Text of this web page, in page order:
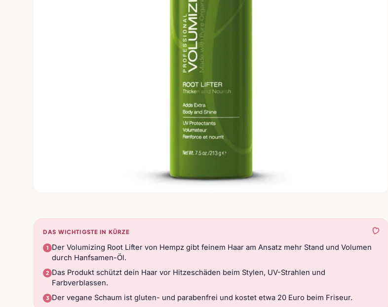
DAS WICHTIGSTE IN KÜRZE
Der Volumizing Root Lifter von Hempz gibt feinem Haar am Ansatz mehr Stand und Volumen
durch Hanfsamen-Öl.
Das Produkt schützt dein Haar vor Hitzeschäden beim Stylen, UV-Strahlen und
Farbverblassen.
Der vegane Schaum ist gluten- und parabenfrei und kostet etwa 20 Euro beim Friseur.